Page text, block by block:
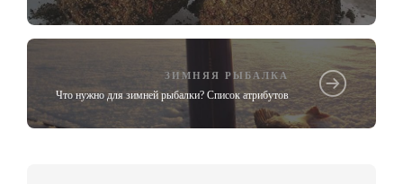
ЗИМНЯЯ РЫБАЛКА
Что нужно для зимней рыбалки? Список атрибутов